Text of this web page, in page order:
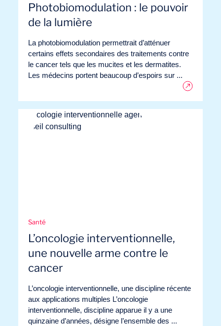
Photobiomodulation : le pouvoir
de la lumière
La photobiomodulation permettrait d’atténuer
certains effets secondaires des traitements contre
le cancer tels que les mucites et les dermatites.
Les médecins portent beaucoup d’espoirs sur ...
Santé
L’oncologie interventionnelle,
une nouvelle arme contre le
cancer
L’oncologie interventionnelle, une discipline récente
aux applications multiples L’oncologie
interventionnelle, discipline apparue il y a une
quinzaine d’années, désigne l’ensemble des ...